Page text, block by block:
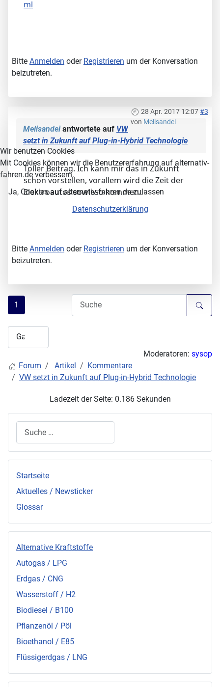
ml
Bitte Anmelden oder Registrieren um der Konversation
beizutreten.
28 Apr. 2017 12:07#3
von Melisandei
Melisandeiantwortete auf VW
setzt in Zukunft auf Plug-in-Hybrid Technologie
Toller Beitrag. Ich kann mir das in Zukunft
schon vorstellen, vorallem wird die Zeit der
Elektroautos sowieso kommen..
Bitte Anmelden oder Registrieren um der Konversation
beizutreten.
1
Moderatoren: sysop
Forum
Artikel
Kommentare
VW setzt in Zukunft auf Plug-in-Hybrid Technologie
Ladezeit der Seite: 0.186 Sekunden
Startseite
Aktuelles / Newsticker
Glossar
Alternative Kraftstoffe
Autogas / LPG
Erdgas / CNG
Wasserstoff / H2
Biodiesel / B100
Pflanzenöl / Pöl
Bioethanol / E85
Flüssigerdgas / LNG
Wir benutzen Cookies
Mit Cookies können wir die Benutzererfahrung auf alternativ-
fahren.de verbessern.
Ja, Cookies auf alternativ-fahren.de zulassen
Datenschutzerklärung